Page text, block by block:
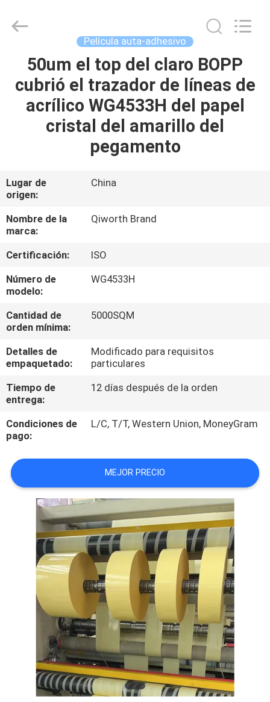
HOGAR
PRODUCTOS
SOBRE
NOSOTROS
VIAJE
DE
LA
FÁBRICA
DE
CALIDAD
ÉNTRENOS
EN
CONTACTO
CON
NOTICIAS
PIDA
CITA
MAPA
SITIO
TECHNOLOGY
CO,LTD.
Película auta-adhesivo
50um el top del claro BOPP
cubrió el trazador de líneas de
acrílico WG4533H del papel
cristal del amarillo del
pegamento
Lugar de
origen:
China
Nombre de la
marca:
Qiworth Brand
Certificación:
ISO
Número de
modelo:
WG4533H
Cantidad de
orden mínima:
5000SQM
Detalles de
empaquetado:
Modificado para requisitos
particulares
Tiempo de
entrega:
12 días después de la orden
Condiciones de
pago:
L/C, T/T, Western Union, MoneyGram
MEJOR PRECIO